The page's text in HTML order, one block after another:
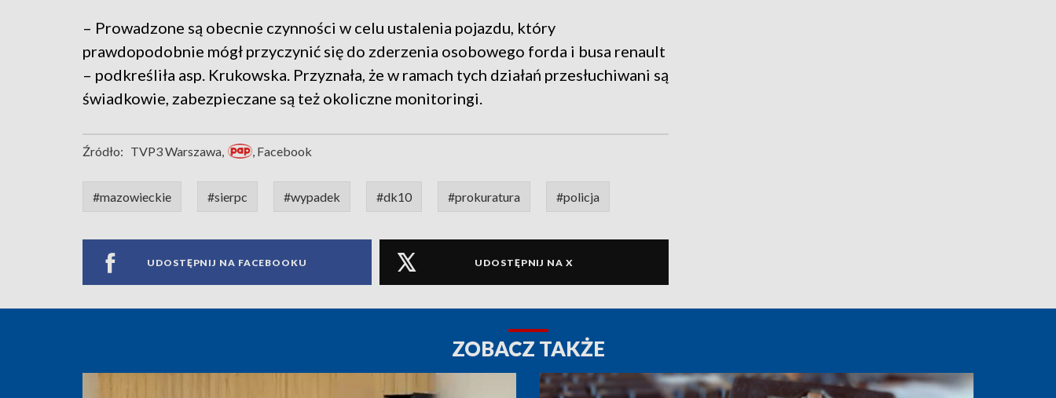
– Prowadzone są obecnie czynności w celu ustalenia pojazdu, który
prawdopodobnie mógł przyczynić się do zderzenia osobowego forda i busa renault
– podkreśliła asp. Krukowska. Przyznała, że w ramach tych działań przesłuchiwani są
świadkowie, zabezpieczane są też okoliczne monitoringi.
Źródło: TVP3 Warszawa, , Facebook
#mazowieckie #sierpc #wypadek #dk10 #prokuratura #policja
UDOSTĘPNIJ NA FACEBOOKU UDOSTĘPNIJ NA X
ZOBACZ TAKŻE